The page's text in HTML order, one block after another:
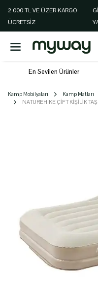
2.000 TL VE ÜZER KARGO
ÜCRETSİZ
En Sevilen Ürünler
Kamp Mobilyaları
Kamp Matları
NATUREHIKE ÇİFT KİŞİLİK